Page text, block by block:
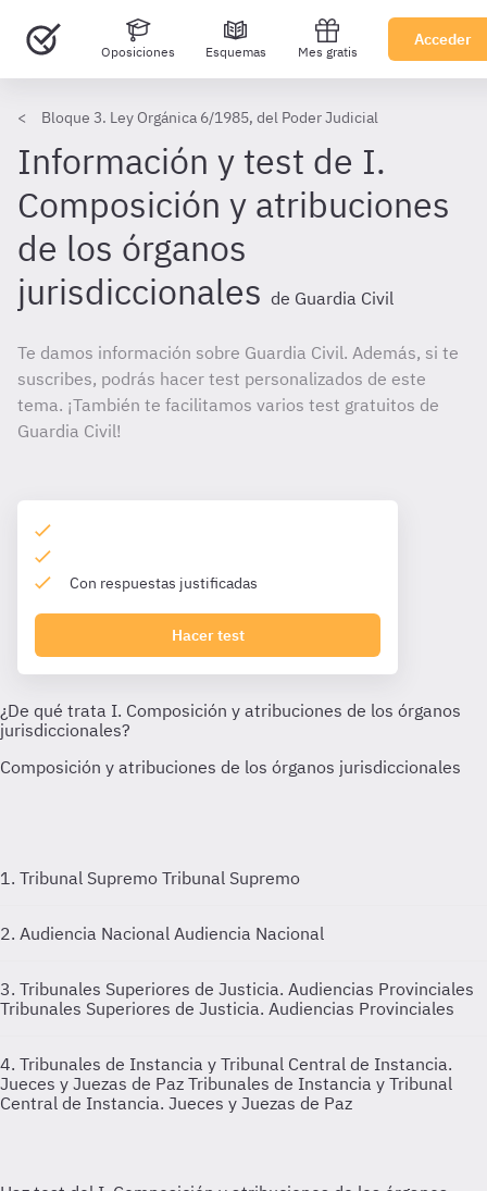
Oposiciones Esquemas Mes gratis
Acceder
Bloque 3. Ley Orgánica 6/1985, del Poder Judicial
Información y test de I.
Composición y atribuciones
de los órganos
jurisdiccionales de Guardia Civil
Te damos información sobre Guardia Civil. Además, si te
suscribes, podrás hacer test personalizados de este
tema. ¡También te facilitamos varios test gratuitos de
Guardia Civil!
Con respuestas justificadas
Hacer test
1. Tribunal Supremo Tribunal Supremo
2. Audiencia Nacional Audiencia Nacional
3. Tribunales Superiores de Justicia. Audiencias Provinciales
Tribunales Superiores de Justicia. Audiencias Provinciales
4. Tribunales de Instancia y Tribunal Central de Instancia.
Jueces y Juezas de Paz Tribunales de Instancia y Tribunal
Central de Instancia. Jueces y Juezas de Paz